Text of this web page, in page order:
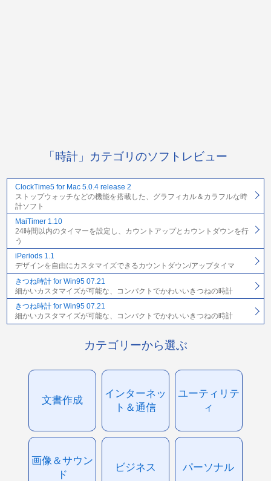
「時計」カテゴリのソフトレビュー
ClockTime5 for Mac 5.0.4 release 2
ストップウォッチなどの機能を搭載した、グラフィカル＆カラフルな時
計ソフト
MaiTimer 1.10
24時間以内のタイマーを設定し、カウントアップとカウントダウンを行
う
iPeriods 1.1
デザインを自由にカスタマイズできるカウントダウン/アップタイマ
きつね時計 for Win95 07.21
細かいカスタマイズが可能な、コンパクトでかわいいきつねの時計
きつね時計 for Win95 07.21
細かいカスタマイズが可能な、コンパクトでかわいいきつねの時計
カテゴリーから選ぶ
文書作成
インターネッ
ト＆通信
ユーティリテ
ィ
画像＆サウン
ド
ビジネス パーソナル